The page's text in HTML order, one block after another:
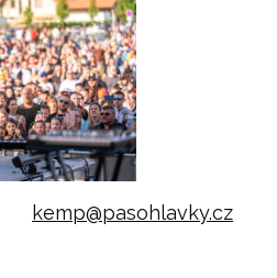
kemp@pasohlavky.cz